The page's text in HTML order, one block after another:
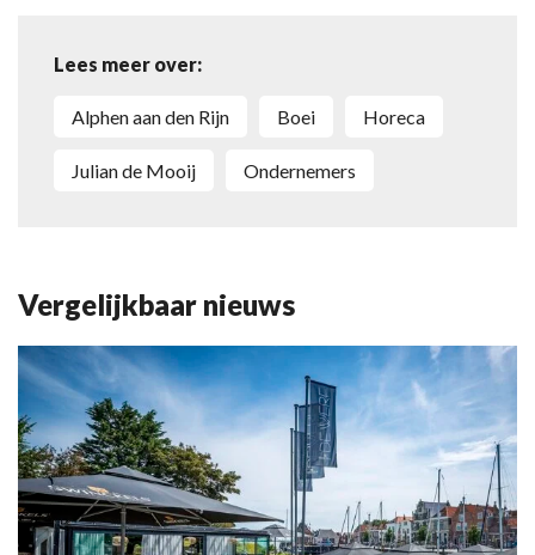
Lees meer over:
Alphen aan den Rijn Boei Horeca
Julian de Mooij Ondernemers
Vergelijkbaar nieuws